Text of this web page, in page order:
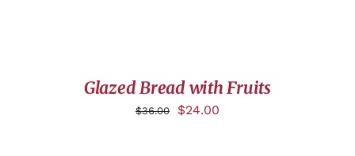
Glazed Bread with Fruits
$36.00 $24.00